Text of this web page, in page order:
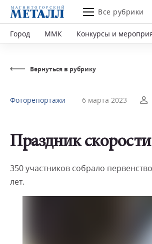
Все рубрики
Город ММК Конкурсы и
Вернуться в рубрику
Фоторепортажи 6 марта 2023
Праздник
350 участников собрало
лет.